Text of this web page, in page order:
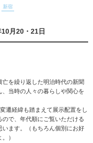
新宿
月20・21日
を繰り返した明治時代の新聞
当時の人々の暮らしや関心を
遷経緯も踏まえて展示配置をし
で、年代順にご覧いただける
ます。（もちろん個別にお好
）